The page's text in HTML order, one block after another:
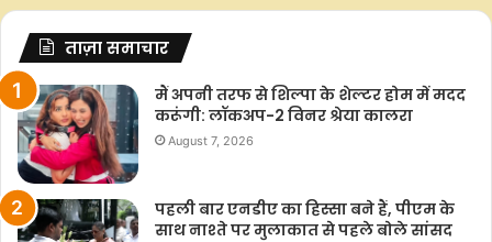
ताज़ा समाचार
मैं अपनी तरफ से शिल्पा के शेल्टर होम में मदद
करूंगी: लॉकअप-2 विनर श्रेया कालरा
August 7, 2026
पहली बार एनडीए का हिस्सा बने हैं, पीएम के
साथ नाश्ते पर मुलाकात से पहले बोले सांसद